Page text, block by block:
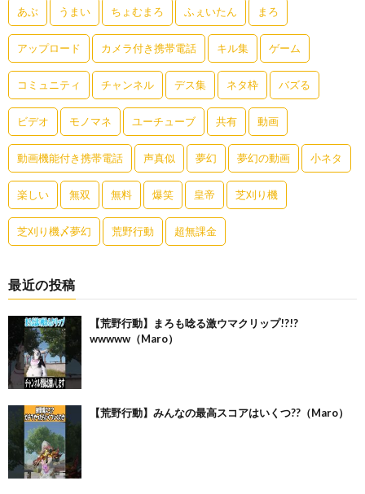
あぶ うまい ちょむまろ ふぇいたん まろ
アップロード カメラ付き携帯電話 キル集 ゲーム
コミュニティ チャンネル デス集 ネタ枠 バズる
ビデオ モノマネ ユーチューブ 共有 動画
動画機能付き携帯電話 声真似 夢幻 夢幻の動画 小ネタ
楽しい 無双 無料 爆笑 皇帝 芝刈り機
芝刈り機〆夢幻 荒野行動 超無課金
最近の投稿
【荒野行動】まろも唸る激ウマクリップ!?!?
wwwww（Maro）
【荒野行動】みんなの最高スコアはいくつ??（Maro）